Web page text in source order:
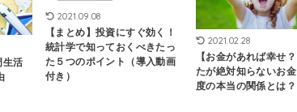
活
2021.09.08
【まとめ】投資にすぐ効く！
統計学で知っておくべきたっ
た５つのポイント（導入動画
付き）
2021.02.28
【お金があれば幸せ
たが絶対知らないお
度の本当の関係とは？